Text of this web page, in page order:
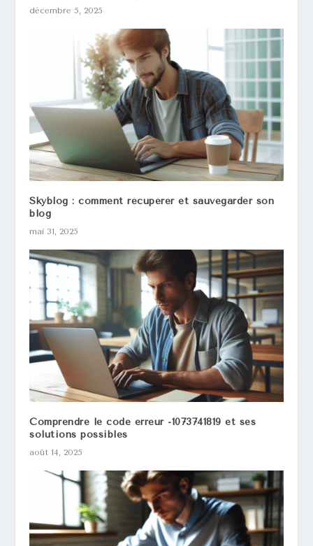
décembre 5, 2025
Skyblog : comment récupérer et sauvegarder son
blog
mai 31, 2025
Comprendre le code erreur -1073741819​ et ses
solutions possibles
août 14, 2025